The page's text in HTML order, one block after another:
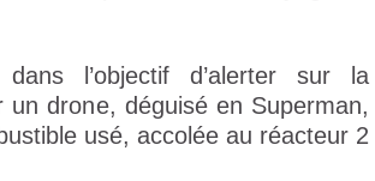
l’objectif d’alerter sur la
drone, déguisé en Superman,
usé, accolée au réacteur 2